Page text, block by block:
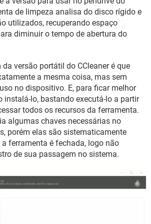
de limpeza analisa do disco rígido e
utilizados, recuperando espaço
diminuir o tempo de abertura do
versão portátil do CCleaner é que
a mesma coisa, mas sem
no dispositivo. E, para ficar melhor
instalá-lo, bastando executá-lo a partir
todos os recursos da ferramenta.
algumas chaves necessárias no
porém elas são sistematicamente
ferramenta é fechada, logo não
de sua passagem no sistema.